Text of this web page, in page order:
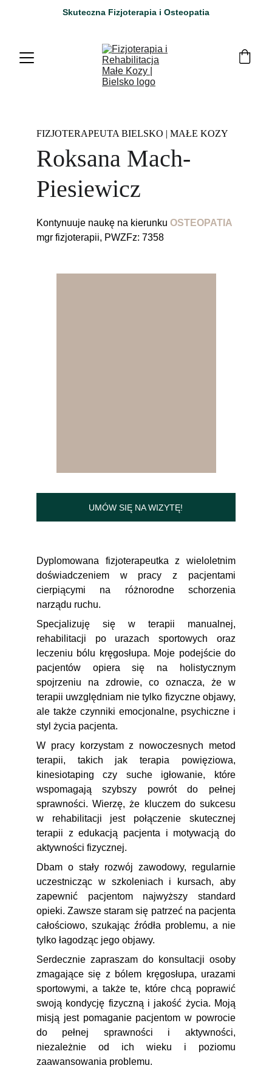
Skuteczna Fizjoterapia i Osteopatia
FIZJOTERAPEUTA BIELSKO | MAŁE KOZY
Roksana Mach-
Piesiewicz
Dyplomowana fizjoterapeutka z wieloletnim
doświadczeniem w pracy z pacjentami
cierpiącymi na różnorodne schorzenia
narządu ruchu.
Specjalizuję się w terapii manualnej,
rehabilitacji po urazach sportowych oraz
leczeniu bólu kręgosłupa. Moje podejście do
pacjentów opiera się na holistycznym
spojrzeniu na zdrowie, co oznacza, że w
terapii uwzględniam nie tylko fizyczne objawy,
ale także czynniki emocjonalne, psychiczne i
styl życia pacjenta.
W pracy korzystam z nowoczesnych metod
terapii, takich jak terapia powięziowa,
kinesiotaping czy suche igłowanie, które
wspomagają szybszy powrót do pełnej
sprawności. Wierzę, że kluczem do sukcesu
w rehabilitacji jest połączenie skutecznej
terapii z edukacją pacjenta i motywacją do
aktywności fizycznej.
Dbam o stały rozwój zawodowy, regularnie
uczestnicząc w szkoleniach i kursach, aby
zapewnić pacjentom najwyższy standard
opieki. Zawsze staram się patrzeć na pacjenta
całościowo, szukając źródła problemu, a nie
tylko łagodząc jego objawy.
Serdecznie zapraszam do konsultacji osoby
zmagające się z bólem kręgosłupa, urazami
sportowymi, a także te, które chcą poprawić
swoją kondycję fizyczną i jakość życia. Moją
misją jest pomaganie pacjentom w powrocie
do pełnej sprawności i aktywności,
niezależnie od ich wieku i poziomu
zaawansowania problemu.
UMÓW SIĘ NA WIZYTĘ!
Kontynuuje naukę na kierunku OSTEOPATIA
mgr fizjoterapii, PWZFz: 7358